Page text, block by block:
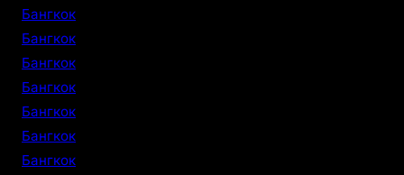
Бангкок
Бангкок
Бангкок
Бангкок
Бангкок
Бангкок
Бангкок